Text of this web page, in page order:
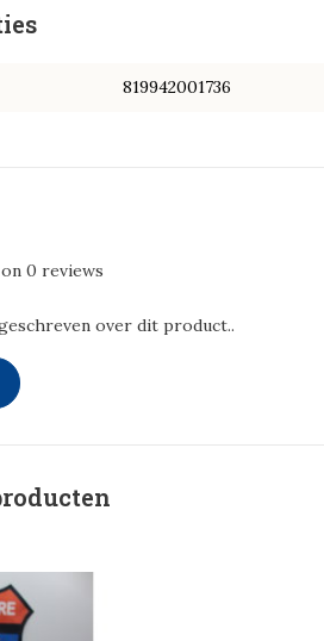
819942001736
0 reviews
over dit product..